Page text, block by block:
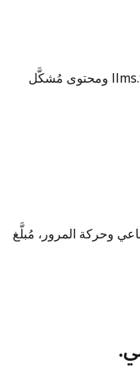
إصلاحات تقنية وبيانات منظّمة وllms.txt ومحتوى مُشكَّل
وحركة المرور، مُبلَّغ